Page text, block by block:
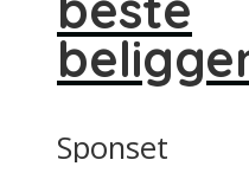
Sponset